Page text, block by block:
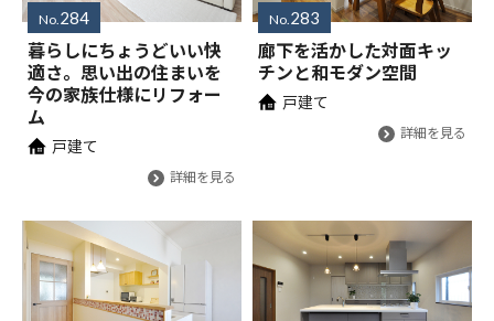
No.284
暮らしにちょうどいい快
適さ。思い出の住まいを
今の家族仕様にリフォー
ム
戸建て
詳細を見る
No.283
廊下を活かした対面キッ
チンと和モダン空間
戸建て
詳細を見る